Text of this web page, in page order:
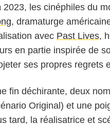
2023, les cinéphiles du
, dramaturge
avec Past Lives,
en partie inspirée de
ses propres regrets
fin déchirante, deux
Original) et une
tard, la réalisatrice et